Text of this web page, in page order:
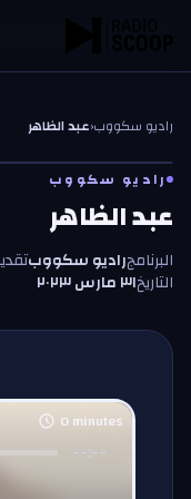
راديو سكووب‹عبد الظاهر
راديو سكووب
عبد الظاهر
البرنامجراديو سكووب
التاريخ٣١ مارس ٢٠٢٣
0minutes
--:--